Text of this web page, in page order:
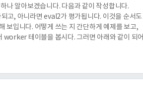
나 알아보겠습니다. 다음과 같이 작성합니다.
, 아니라면 eval2가 평가됩니다. 이것을 순서도
보입니다. 어떻게 쓰는 지 간단하게 예제를 보고,
worker 테이블을 봅시다. 그러면 아래와 같이 되어
습니다. 물론 ..